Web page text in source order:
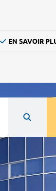
EN SAVOIR